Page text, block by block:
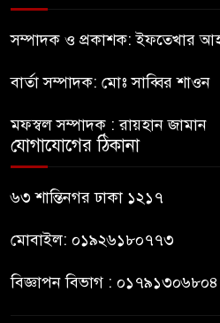
অভাব
বহিষ্কৃত
সম্পাদক ও প্রকাশক: ইফতেখার
বার্তা সম্পাদক: মোঃ সাব্বির শাওন
মফস্বল সম্পাদক : রায়হান জামান
যোগাযোগের ঠিকানা
৬৩ শান্তিনগর ঢাকা ১২১৭
মোবাইল: ০১৯২৬১৮০৭৭৩
বিজ্ঞাপন বিভাগ : ০১৭৯১৩০৬৮০৪